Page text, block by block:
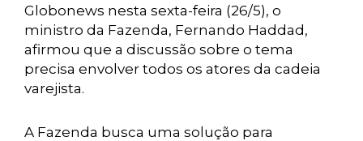
Globonews nesta sexta-feira (26/5), o
ministro da Fazenda, Fernando Haddad,
afirmou que a discussão sobre o tema
precisa envolver todos os atores da cadeia
varejista.
A Fazenda busca uma solução para